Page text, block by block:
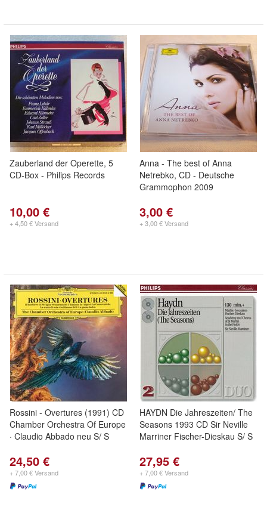
Zauberland der Operette, 5
CD-Box - Philips Records
10,00 €
+ 4,50 € Versand
Anna - The best of Anna
Netrebko, CD - Deutsche
Grammophon 2009
3,00 €
+ 3,00 € Versand
Rossini - Overtures (1991) CD
Chamber Orchestra Of Europe
· Claudio Abbado neu S/ S
24,50 €
+ 7,00 € Versand
HAYDN Die Jahreszeiten/ The
Seasons 1993 CD Sir Neville
Marriner Fischer-Dieskau S/ S
27,95 €
+ 7,00 € Versand